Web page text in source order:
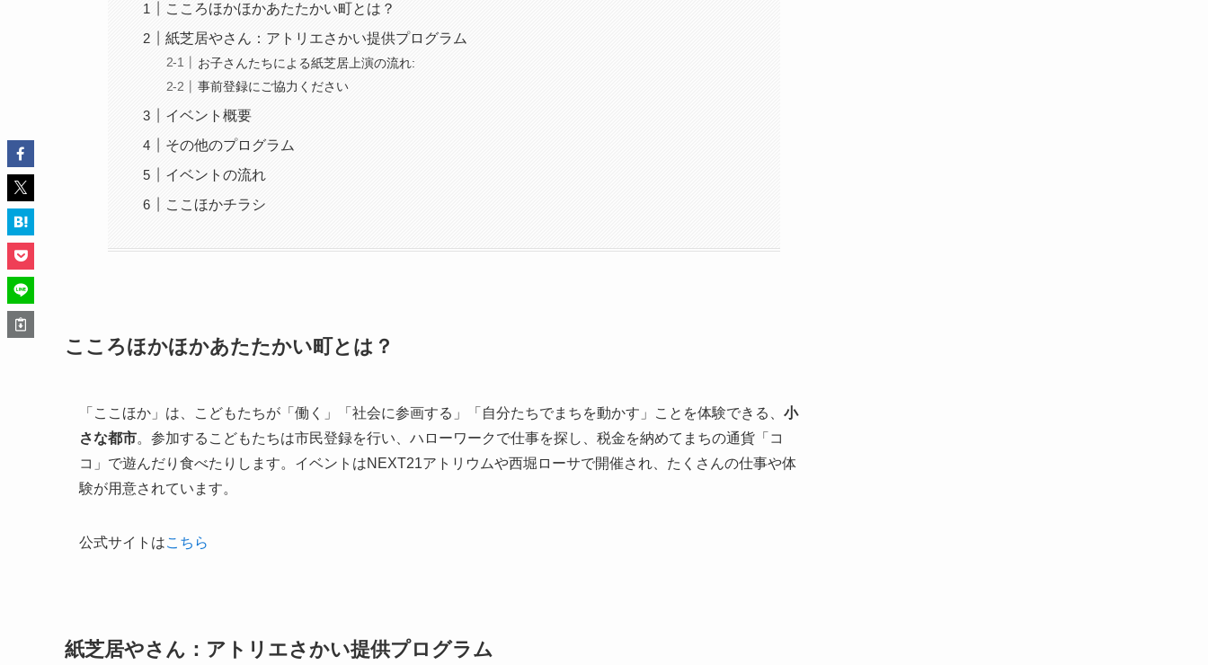
こころほかほかあたたかい町とは？
紙芝居やさん：アトリエさかい提供プログラム
お子さんたちによる紙芝居上演の流れ:
事前登録にご協力ください
イベント概要
その他のプログラム
イベントの流れ
ここほかチラシ
こころほかほかあたたかい町とは？
「ここほか」は、こどもたちが「働く」「社会に参画する」「自分たちでまちを動かす」ことを体験できる、 小
さな都市。参加するこどもたちは市民登録を行い、ハローワークで仕事を探し、税金を納めてまちの通貨「コ
コ」で遊んだり食べたりします。イベントはNEXT21アトリウムや西堀ローサで開催され、たくさんの仕事や体
験が用意されています。
公式サイトはこちら
紙芝居やさん ：アトリエさかい提供プログラム